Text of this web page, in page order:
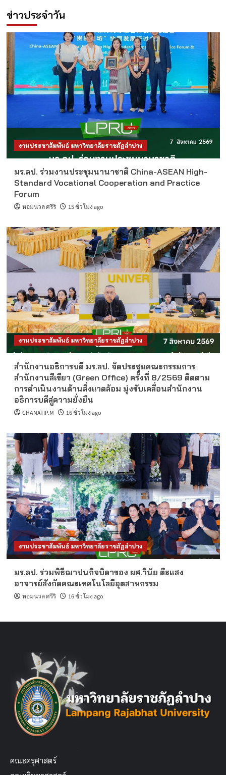
ข่าวประจำวัน
งานประชาสัมพันธ์ มหาวิทยาลัยราชภัฏลำปาง
มร.ลป. ร่วมงานประชุมนานาชาติ China-ASEAN High-
Standard Vocational Cooperation and Practice
Forum
หอมนวล ศรีริ 15 ชั่วโมง ago
งานประชาสัมพันธ์ มหาวิทยาลัยราชภัฏลำปาง
สำนักงานอธิการบดี มร.ลป. จัดประชุมคณะกรรมการ
สำนักงานสีเขียว (Green Office) ครั้งที่ 8/2569 ติดตาม
การดำเนินงานด้านสิ่งแวดล้อม มุ่งขับเคลื่อนสำนักงาน
อธิการบดีสู่ความยั่งยืน
CHANATIP.M 16 ชั่วโมง ago
งานประชาสัมพันธ์ มหาวิทยาลัยราชภัฏลำปาง
มร.ลป. ร่วมพิธีฌาปนกิจบิดาของ ผศ.วินัย ต๊ะแสง
อาจารย์สังกัดคณะเทคโนโลยีอุตสาหกรรม
หอมนวล ศรีริ 16 ชั่วโมง ago
คณะครุศาสตร์